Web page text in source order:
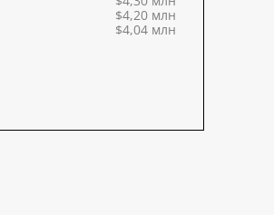
$4,20 млн
$4,04 млн